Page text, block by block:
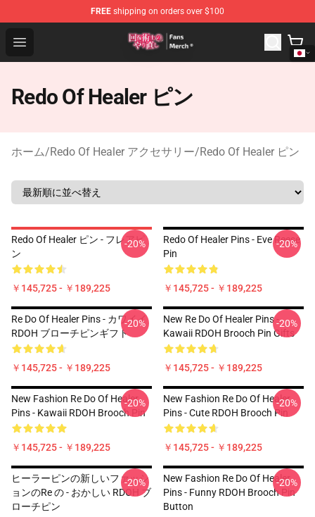
FREE shipping on orders over $100
Open menu
Redo Of Healer Store - Official Redo Of Healer
Redo Of Healer ピン
ホーム/Redo Of Healer アクセサリー/Redo Of Healer ピン
Redo Of Healer ピン - フレアピ
ン
￥145,725 - ￥189,225
-20%
Redo Of Healer Pins - Eve Reese
Pin
￥145,725 - ￥189,225
-20%
Re Do Of Healer Pins - カワイイ
RDOH ブローチピンギフト
￥145,725 - ￥189,225
-20%
New Re Do Of Healer Pins -
Kawaii RDOH Brooch Pin Gifts
￥145,725 - ￥189,225
-20%
New Fashion Re Do Of Healer
Pins - Kawaii RDOH Brooch Pin
￥145,725 - ￥189,225
-20%
New Fashion Re Do Of Healer
Pins - Cute RDOH Brooch Pin
￥145,725 - ￥189,225
-20%
ヒーラーピンの新しいファッシ
ョンのRe の - おかしい RDOH ブ
ローチピン
-20%
New Fashion Re Do Of Healer
Pins - Funny RDOH Brooch Pin
Button
-20%